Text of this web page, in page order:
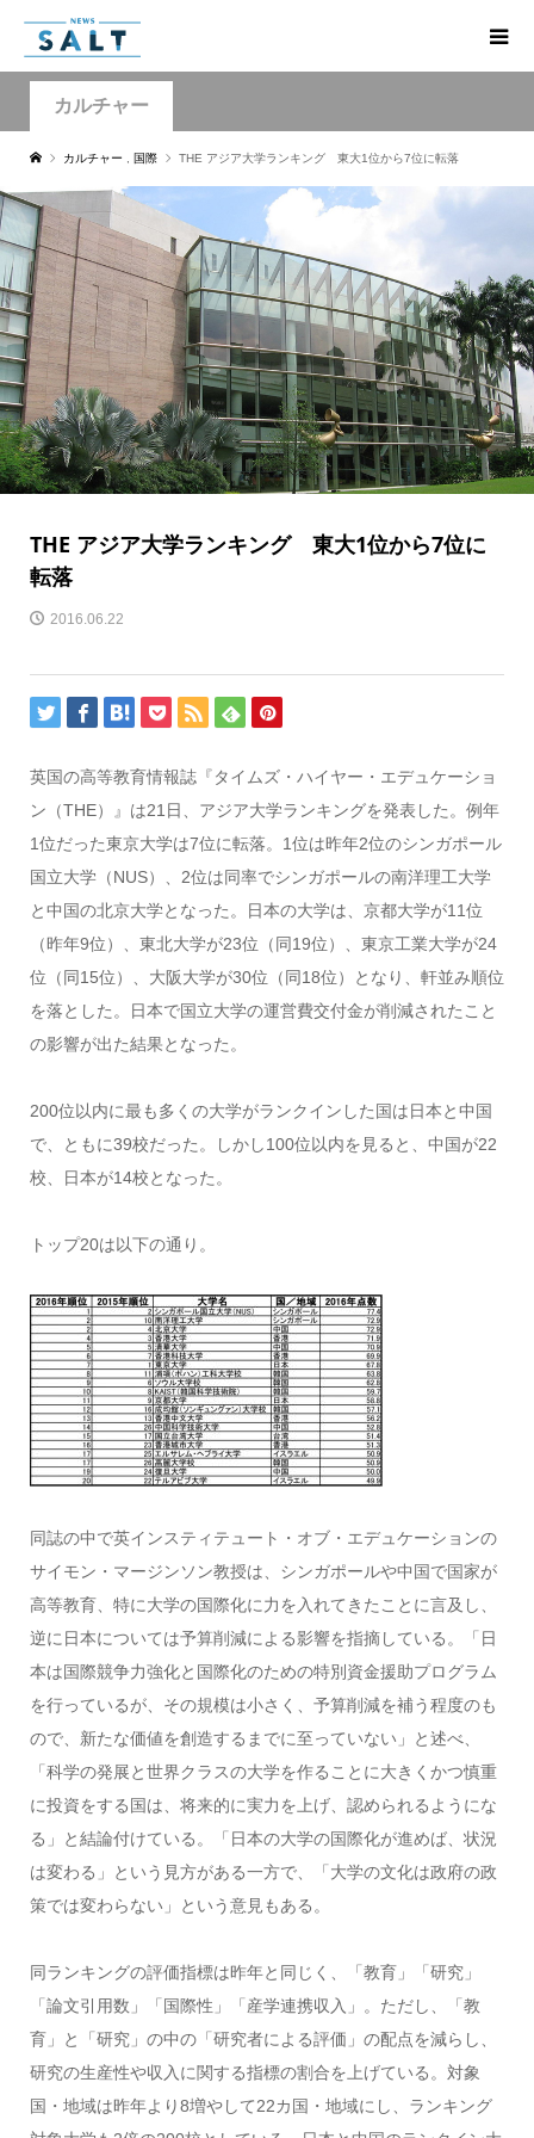
カルチャー
カルチャー 国際 THE アジア大学ランキング 東大1位から7位に転落
THE アジア大学ランキング 東大1位から7位に
転落
2016.06.22
英国の高等教育情報誌『タイムズ・ハイヤー・エデュケーショ
ン（THE）』は21日、アジア大学ランキングを発表した。例年
1位だった東京大学は7位に転落。1位は昨年2位のシンガポール
国立大学（NUS）、2位は同率でシンガポールの南洋理工大学
と中国の北京大学となった。日本の大学は、京都大学が11位
（昨年9位）、東北大学が23位（同19位）、東京工業大学が24
位（同15位）、大阪大学が30位（同18位）となり、軒並み順位
を落とした。日本で国立大学の運営費交付金が削減されたこと
の影響が出た結果となった。
200位以内に最も多くの大学がランクインした国は日本と中国
で、ともに39校だった。しかし100位以内を見ると、中国が22
校、日本が14校となった。
トップ20は以下の通り。
同誌の中で英インスティテュート・オブ・エデュケーションの
サイモン・マージンソン教授は、シンガポールや中国で国家が
高等教育、特に大学の国際化に力を入れてきたことに言及し、
逆に日本については予算削減による影響を指摘している。「日
本は国際競争力強化と国際化のための特別資金援助プログラム
を行っているが、その規模は小さく、予算削減を補う程度のも
ので、新たな価値を創造するまでに至っていない」と述べ、
「科学の発展と世界クラスの大学を作ることに大きくかつ慎重
に投資をする国は、将来的に実力を上げ、認められるようにな
る」と結論付けている。「日本の大学の国際化が進めば、状況
は変わる」という見方がある一方で、「大学の文化は政府の政
策では変わらない」という意見もある。
同ランキングの評価指標は昨年と同じく、「教育」「研究」
「論文引用数」「国際性」「産学連携収入」。ただし、「教
育」と「研究」の中の「研究者による評価」の配点を減らし、
研究の生産性や収入に関する指標の割合を上げている。対象
国・地域は昨年より8増やして22カ国・地域にし、ランキング